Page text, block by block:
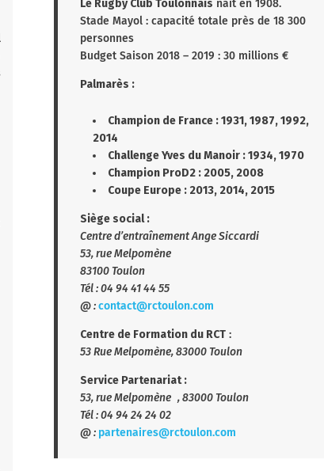
Le Rire médecin est une association loi de 1901,
qui forme et emploie des clowns hospitaliers
dans les services pédiatriques. En 2017, ses
clowns ont joué plus de 80 000 spectacles
personnalisés aux enfants, à leur famille et aux
Création : 28 mai 1991
But : créer des spectacles de clowns
et personnalisés pour les enfants à l’hôpital.
Créé en 2009, le comité Marseille est composé
d’une équipe d’une dizaine de bénévoles actifs.
l’adresse :marseille@leriremedecin.org
Le Rugby Club Toulonnais
Stade Mayol : capacité totale près de 18 300